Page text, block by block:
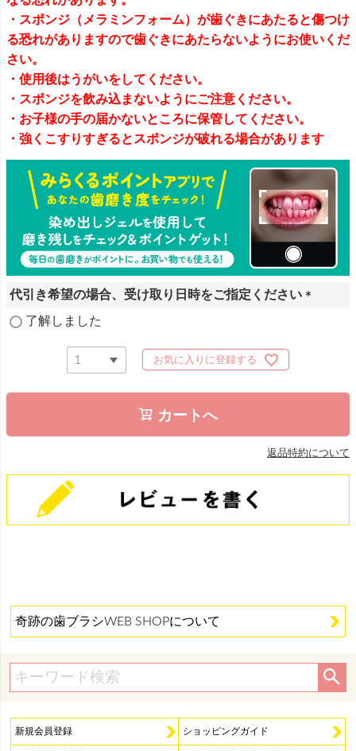
・スポンジ（メラミンフォーム）が歯ぐきにあたると傷つけ
る恐れがありますので歯ぐきにあたらないようにお使いくだ
さい。
・使用後はうがいをしてください。
・スポンジを飲み込まないようにご注意ください。
・お子様の手の届かないところに保管してください。
・強くこすりすぎるとスポンジが破れる場合があります
代引き希望の場合、受け取り日時をご指定ください
了解しました
お気に入りに登録する
カートへ
返品特約について
奇跡の歯ブラシWEB SHOPについて
新規会員登録 ショッピングガイド